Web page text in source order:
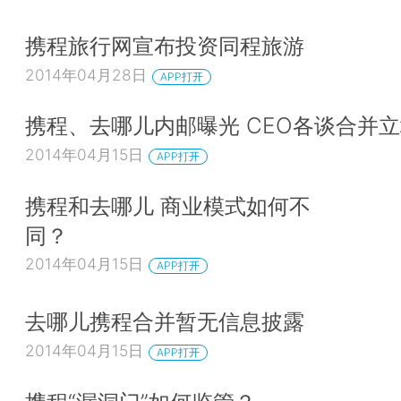
携程旅行网宣布投资同程旅游
2014年04月28日 APP打开
携程、去哪儿内邮曝光 CEO各谈合并
2014年04月15日 APP打开
携程和去哪儿 商业模式如何不
同？
2014年04月15日 APP打开
去哪儿携程合并暂无信息披露
2014年04月15日 APP打开